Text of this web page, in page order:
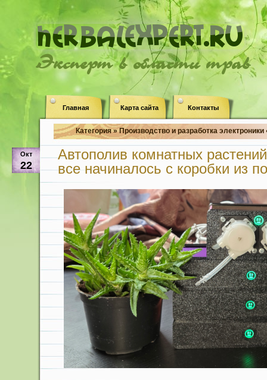
Эксперт в области трав
Главная Карта сайта Контакты
Категория » Производство и разработка электроники
Окт
22
Автополив комнатных
все начиналось с коробки из